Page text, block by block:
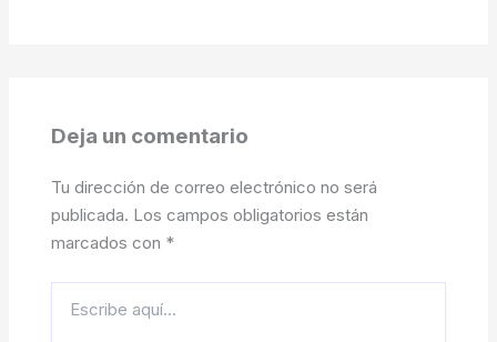
Deja un comentario
Tu dirección de correo electrónico no será
publicada. Los campos obligatorios están
marcados con *
aquí...